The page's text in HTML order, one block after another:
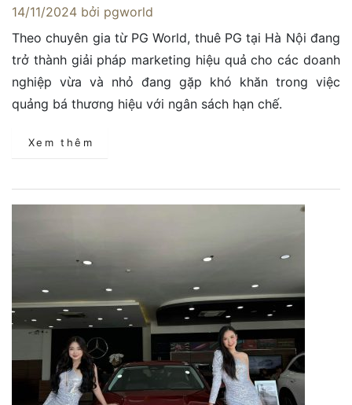
14/11/2024 bởi pgworld
Theo chuyên gia từ PG World, thuê PG tại Hà Nội đang
trở thành giải pháp marketing hiệu quả cho các doanh
nghiệp vừa và nhỏ đang gặp khó khăn trong việc
quảng bá thương hiệu với ngân sách hạn chế.
Xem thêm